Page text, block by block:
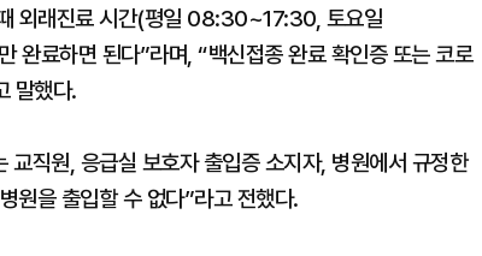
외래진료 시간(평일 08:30~17:30, 토요일
료하면 된다”라며, “백신접종 완료 확인증 또는 코로
말했다.
직원, 응급실 보호자 출입증 소지자, 병원에서 규정한
원을 출입할 수 없다”라고 전했다.